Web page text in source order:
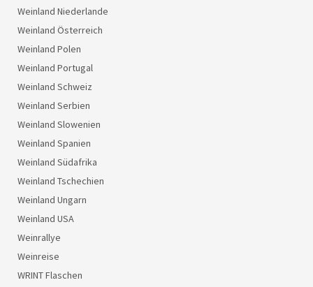
Weinland Niederlande
Weinland Österreich
Weinland Polen
Weinland Portugal
Weinland Schweiz
Weinland Serbien
Weinland Slowenien
Weinland Spanien
Weinland Südafrika
Weinland Tschechien
Weinland Ungarn
Weinland USA
Weinrallye
Weinreise
WRINT Flaschen